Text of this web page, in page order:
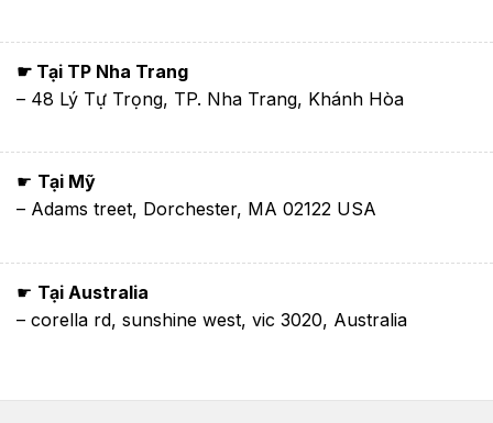
☛ Tại TP Nha Trang
– 48 Lý Tự Trọng, TP. Nha Trang, Khánh Hòa
☛ Tại Mỹ
– Adams treet, Dorchester, MA 02122 USA
☛ Tại Australia
– corella rd, sunshine west, vic 3020, Australia